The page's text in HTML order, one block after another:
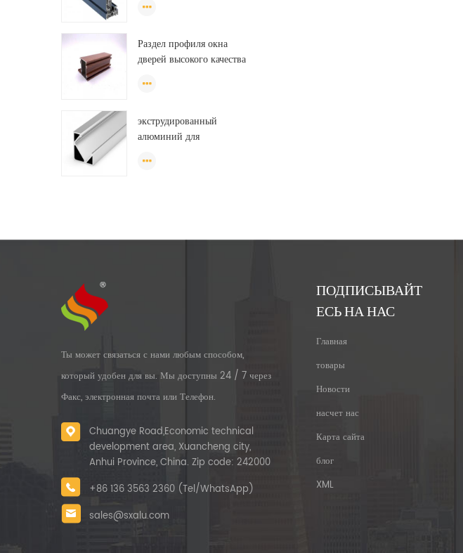
ПВХ
Раздел профиля окна
дверей высокого качества
для раздвижного окна
экструдированный
алюминий для
светильников,
Ты может связаться с нами любым способом,
который удобен для вы. Мы доступны 24 / 7 через
Факс, электронная почта или Телефон.
Chuangye Road,Economic technical
development area, Xuancheng city,
Anhui Province, China. Zip code: 242000
+86 136 3563 2360 (Tel/WhatsApp)
sales@sxalu.com
ПОДПИСЫВАЙТ
ЕСЬ НА НАС
Главная
товары
Новости
насчет нас
Карта сайта
блог
XML